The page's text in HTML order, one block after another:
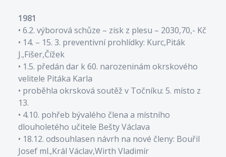
1981
• 6.2. výborová schůze – zisk z plesu – 2030,70,- Kč
• 14. – 15. 3. preventivní prohlídky: Kurc,Piták
J.,Fišer,Čížek
• 1.5. předán dar k 60. narozeninám okrskového
velitele Pitáka Karla
• proběhla okrsková soutěž v Točníku: 5. místo z
13.
• 4.10. pohřeb bývalého člena a místního
dlouholetého učitele Bešty Václava
• 18.12. odsouhlasen návrh na nové členy: Bouřil
Josef ml.,Král Václav,Wirth Vladimír